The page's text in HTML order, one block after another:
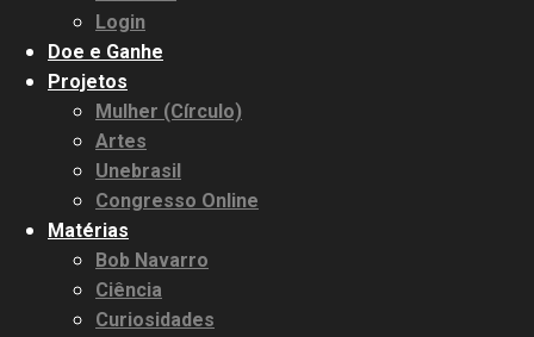
Login
Doe e Ganhe
Projetos
Mulher (Círculo)
Artes
Unebrasil
Congresso Online
Matérias
Bob Navarro
Ciência
Curiosidades